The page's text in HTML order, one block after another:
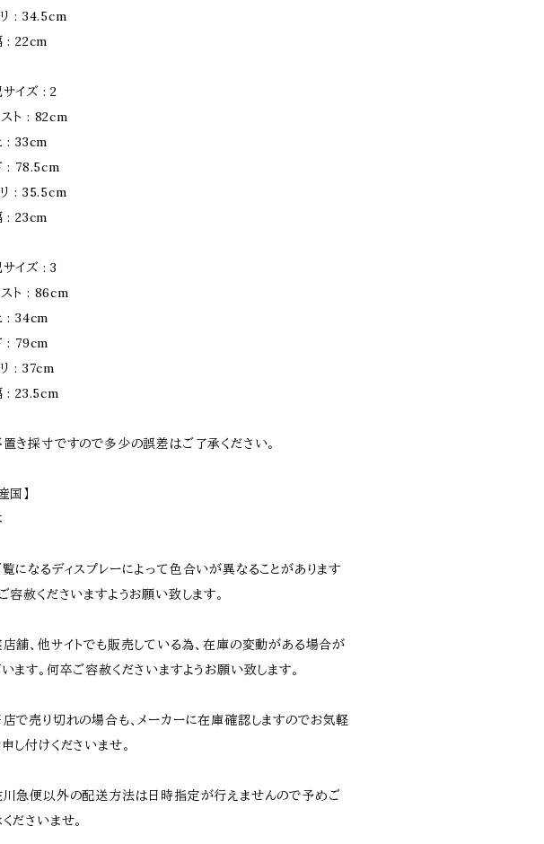
: 34.5cm
: 22cm
イズ : 2
ト : 82cm
: 33cm
: 78.5cm
: 35.5cm
: 23cm
イズ : 3
ト : 86cm
: 34cm
: 79cm
: 37cm
: 23.5cm
き採寸ですので多少の誤差はご了承ください。
国】
になるディスプレーによって色合いが異なることがあります
容赦くださいますようお願い致します。
舗、他サイトでも販売している為、在庫の変動がある場合が
ます。何卒ご容赦くださいますようお願い致します。
で売り切れの場合も、メーカーに在庫確認しますのでお気軽
し付けくださいませ。
急便以外の配送方法は日時指定が行えませんので予めご
ださいませ。